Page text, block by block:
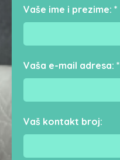
Vaše ime i prezime: *
Vaša e-mail adresa: *
Vaš kontakt broj: